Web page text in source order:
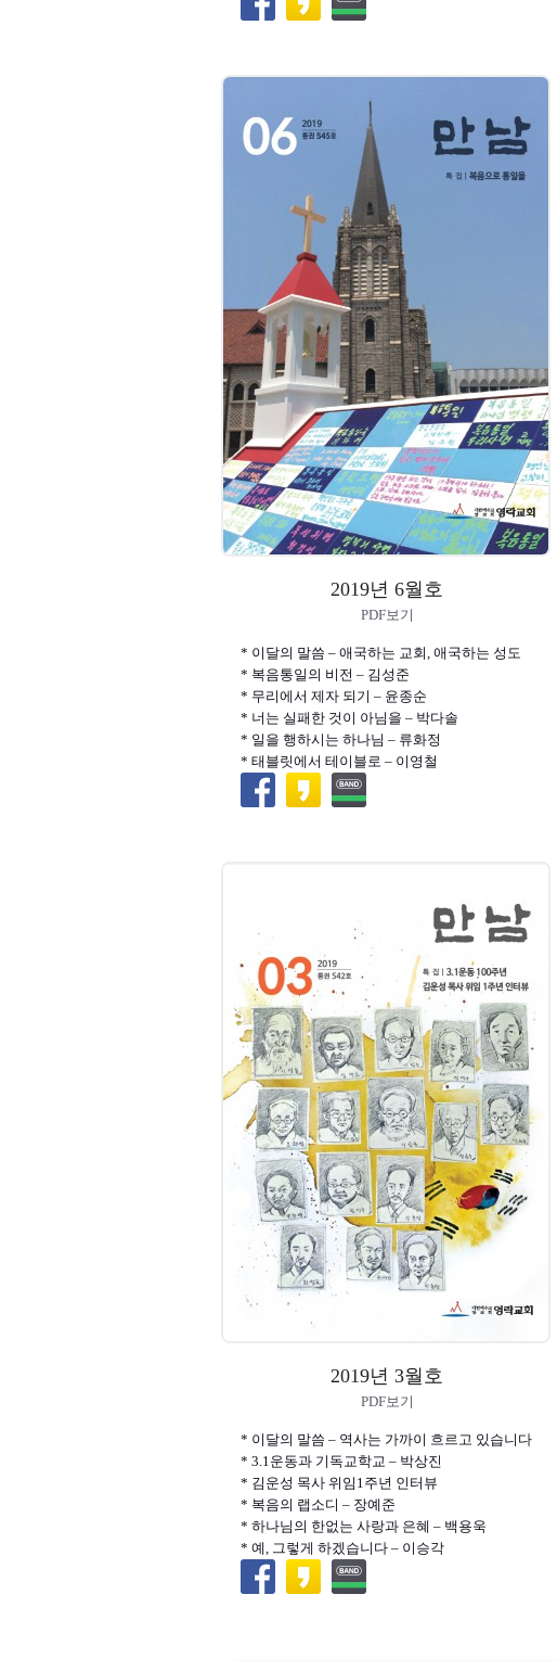
2019년 6월호
PDF보기
* 이달의 말씀 – 애국하는 교회, 애국하는 성도
* 복음통일의 비전 – 김성준
* 무리에서 제자 되기 – 윤종순
* 너는 실패한 것이 아님을 – 박다솔
* 일을 행하시는 하나님 – 류화정
* 태블릿에서 테이블로 – 이영철
2019년 3월호
PDF보기
* 이달의 말씀 – 역사는 가까이 흐르고 있습니다
* 3.1운동과 기독교학교 – 박상진
* 김운성 목사 위임1주년 인터뷰
* 복음의 랩소디 – 장예준
* 하나님의 한없는 사랑과 은혜 – 백용욱
* 예, 그렇게 하겠습니다 – 이승각